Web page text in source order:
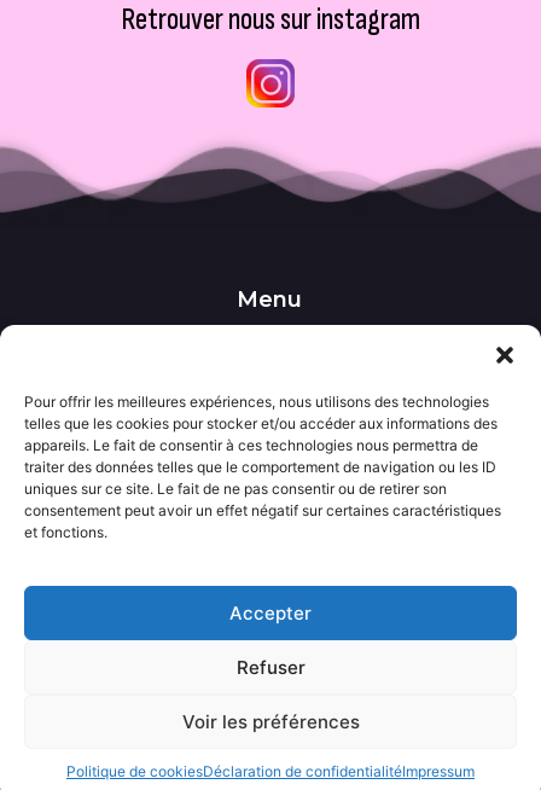
Pour offrir les meilleures expériences, nous utilisons des technologies
telles que les cookies pour stocker et/ou accéder aux informations des
appareils. Le fait de consentir à ces technologies nous permettra de
traiter des données telles que le comportement de navigation ou les ID
uniques sur ce site. Le fait de ne pas consentir ou de retirer son
consentement peut avoir un effet négatif sur certaines caractéristiques
et fonctions.
Accepter
Refuser
Voir les préférences
Politique de cookiesDéclaration de confidentialitéImpressum
Retrouver nous sur instagram
Menu
••• Accueil
••• Wishlist
••• Actualités
Informations
Contact
••• Nous contacter
Avecloveshop.fr tout droits réservé.